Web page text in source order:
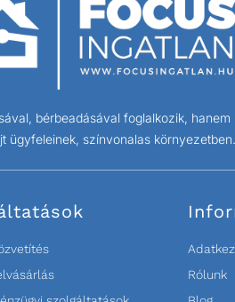
bérbeadásával foglalkozik,
ügyfeleinek, színvonalas környezetben.
Rólunk